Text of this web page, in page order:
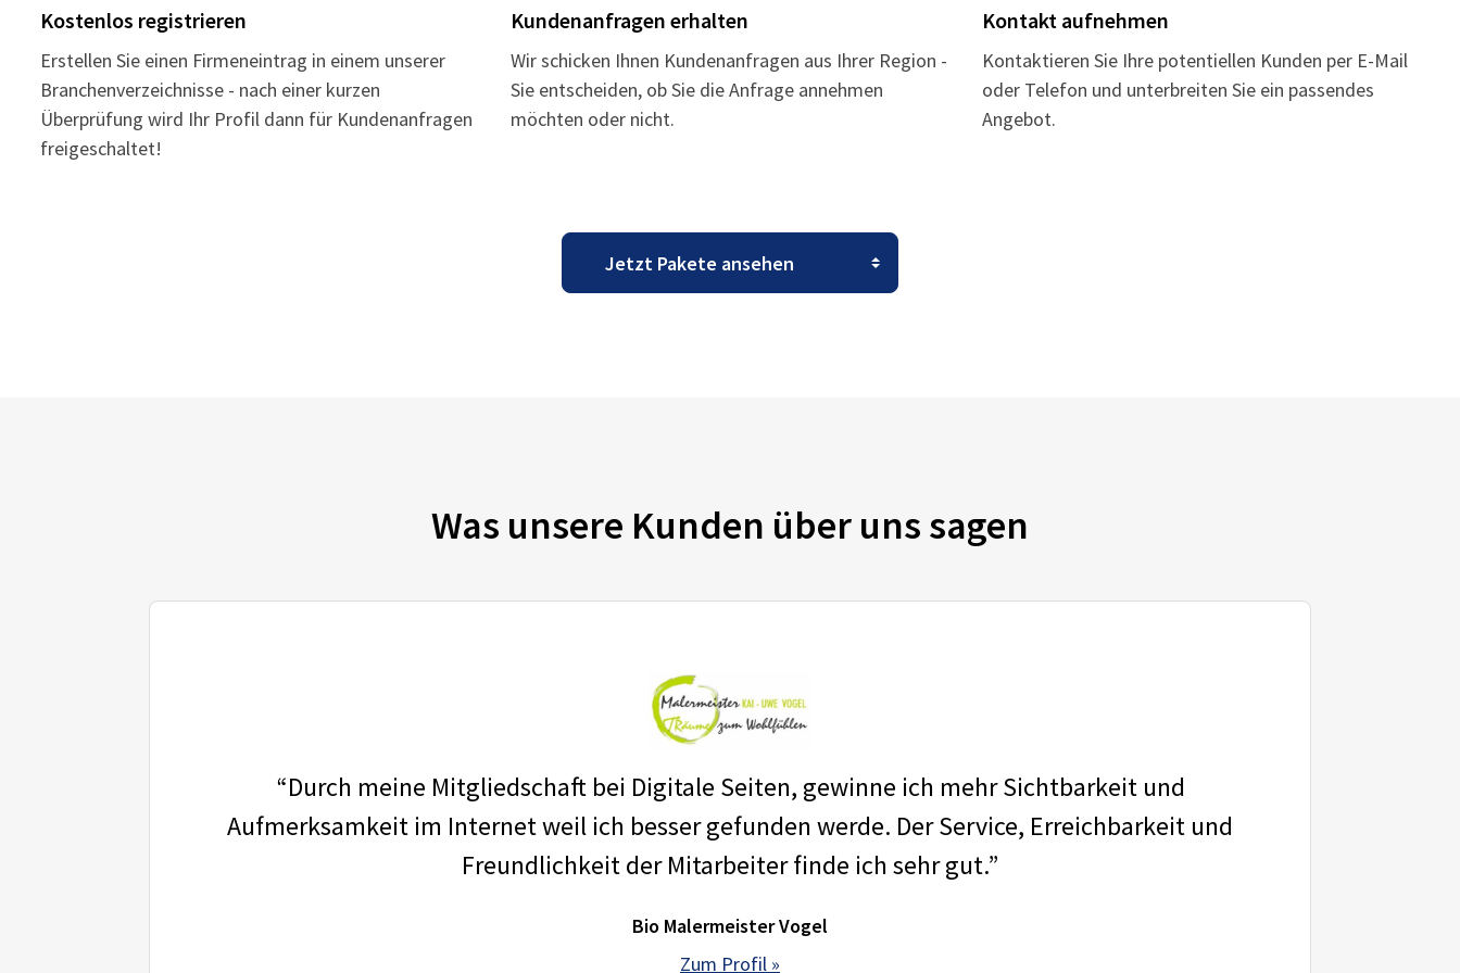
Kostenlos registrieren
Erstellen Sie einen Firmeneintrag in einem unserer
Branchenverzeichnisse - nach einer kurzen
Überprüfung wird Ihr Profil dann für Kundenanfragen
freigeschaltet!
Kundenanfragen erhalten
Wir schicken Ihnen Kundenanfragen aus Ihrer Region -
Sie entscheiden, ob Sie die Anfrage annehmen
möchten oder nicht.
Kontakt aufnehmen
Kontaktieren Sie Ihre potentiellen Kunden per E-Mail
oder Telefon und unterbreiten Sie ein passendes
Angebot.
Was unsere Kunden über uns sagen
“Durch meine Mitgliedschaft bei Digitale Seiten, gewinne ich mehr Sichtbarkeit und
Aufmerksamkeit im Internet weil ich besser gefunden werde. Der Service, Erreichbarkeit und
Freundlichkeit der Mitarbeiter finde ich sehr gut.”
Bio Malermeister Vogel
Zum Profil »